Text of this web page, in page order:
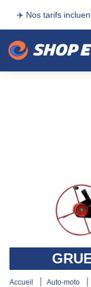
✈️ Nos tarifs
accueil auto-moto